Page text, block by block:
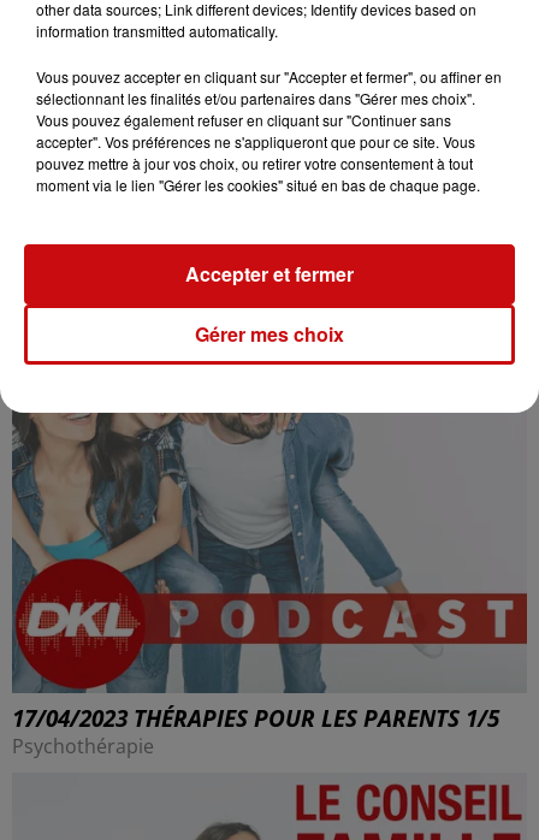
18/04/2023 THÉRAPIES POUR LES PARENTS 2/5
Programmation neuro-linguistique (PNL)
17/04/2023 THÉRAPIES POUR LES PARENTS 1/5
Psychothérapie
other data sources; Link different devices; Identify devices based on
information transmitted automatically.
Vous pouvez accepter en cliquant sur "Accepter et fermer", ou affiner en
sélectionnant les finalités et/ou partenaires dans "Gérer mes choix".
Vous pouvez également refuser en cliquant sur "Continuer sans
accepter". Vos préférences ne s'appliqueront que pour ce site. Vous
pouvez mettre à jour vos choix, ou retirer votre consentement à tout
moment via le lien "Gérer les cookies" situé en bas de chaque page.
Gérer mes choix
Accepter et fermer